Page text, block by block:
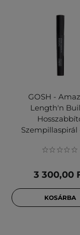
GOSH -
Length'n
Szempillaspirál
3 300,00
KOSÁRBA